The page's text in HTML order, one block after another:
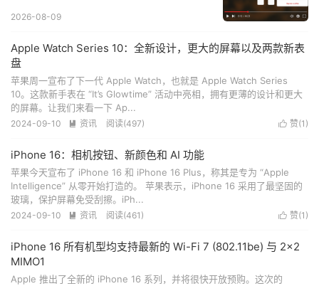
2026-08-09
Apple Watch Series 10：全新设计，更大的屏幕以及两款新表
盘
苹果周一宣布了下一代 Apple Watch，也就是 Apple Watch Series
10。这款新手表在 “It’s Glowtime” 活动中亮相，拥有更薄的设计和更大
的屏幕。让我们来看一下 Ap...
 赞(1 )
2024-09-10  资讯 阅读(497)
iPhone 16：相机按钮、新颜色和 AI 功能
苹果今天宣布了 iPhone 16 和 iPhone 16 Plus，称其是专为 “Apple
Intelligence” 从零开始打造的。 苹果表示，iPhone 16 采用了最坚固的
玻璃，保护屏幕免受刮擦。iPh...
 赞(1 )
2024-09-10  资讯 阅读(461 )
iPhone 16 所有机型均支持最新的 Wi-Fi 7 (802.11be) 与 2×2
MIMO1
Apple 推出了全新的 iPhone 16 系列，并将很快开放预购。这次的